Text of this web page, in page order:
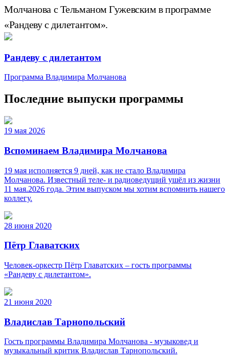
Молчанова с Тельманом Гужевским в программе
«Рандеву с дилетантом».
Рандеву с дилетантом
Программа Владимира Молчанова
Последние выпуски программы
19 мая 2026
Вспоминаем Владимира Молчанова
19 мая исполняется 9 дней, как не стало Владимира
Молчанова. Известный теле‑ и радиоведущий ушёл из жизни
11 мая.2026 года. Этим выпуском мы хотим вспомнить нашего
коллегу.
28 июня 2020
Пётр Главатских
Человек-оркестр Пётр Главатских – гость программы
«Рандеву с дилетантом».
21 июня 2020
Владислав Тарнопольский
Гость программы Владимира Молчанова - музыковед и
музыкальный критик Владислав Тарнопольский.